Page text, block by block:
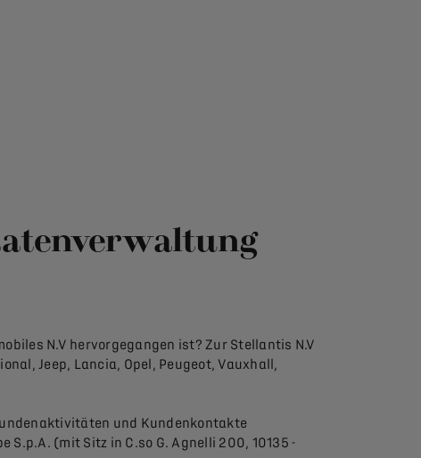
N.V hervorgegangen ist? Zur Stellantis N.V
Jeep, Lancia, Opel, Peugeot, Vauxhall,
und Kundenkontakte
(mit Sitz in C.so G. Agnelli 200, 10135 -